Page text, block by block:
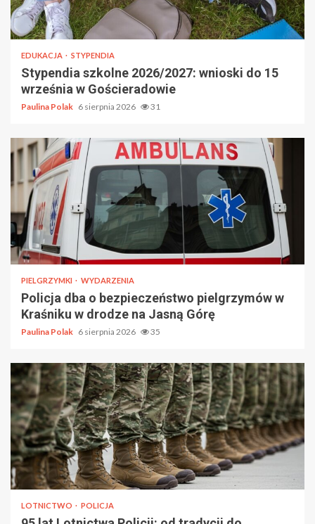
EDUKACJA STYPENDIA
Stypendia szkolne 2026/2027: wnioski do 15
września w Gościeradowie
Paulina Polak 6 sierpnia 2026 31
PIELGRZYMKI WYDARZENIA
Policja dba o bezpieczeństwo pielgrzymów w
Kraśniku w drodze na Jasną Górę
Paulina Polak 6 sierpnia 2026 35
LOTNICTWO POLICJA